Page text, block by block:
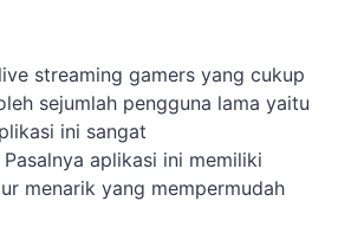
streaming gamers yang cukup
sejumlah pengguna lama yaitu
ini sangat
aplikasi ini memiliki
menarik yang mempermudah